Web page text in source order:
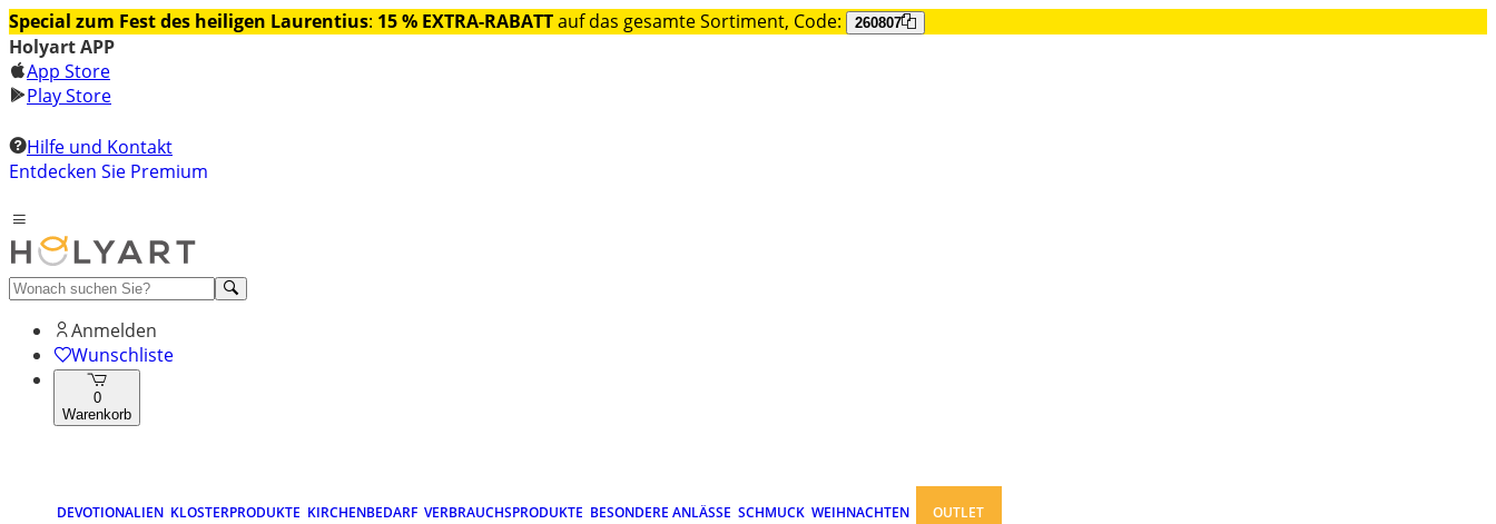
Special zum Fest des heiligen Laurentius: 15 % EXTRA-RABATTauf das gesamte Sortiment, Code: 260807
Holyart APP
App Store
Play Store
Hilfe und Kontakt
Entdecken Sie Premium
Anmelden
Wunschliste
0
Warenkorb
DEVOTIONALIEN KLOSTERPRODUKTE KIRCHENBEDARF VERBRAUCHSPRODUKTE BESONDERE ANLÄSSE SCHMUCK WEIHNACHTEN OUTLET